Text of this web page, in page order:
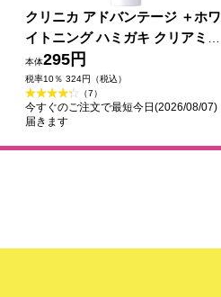
クリニカ アドバンテージ ＋ホワ
イトニング ハミガキ クリアミン
ト 歯磨き粉 １３０ｇ ライオン
(医薬部外品)
本体295円
税率10％ 324円（税込）
（7）
今すぐのご注文で最短今日(2026/08/07)
届きます